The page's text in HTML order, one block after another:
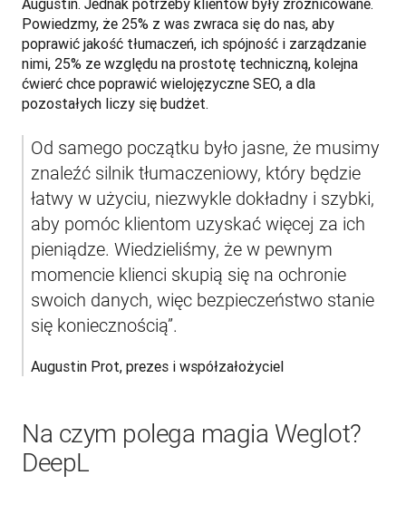
Augustin. Jednak potrzeby klientów były zróżnicowane.
Powiedzmy, że 25% z was zwraca się do nas, aby
poprawić jakość tłumaczeń, ich spójność i zarządzanie
nimi, 25% ze względu na prostotę techniczną, kolejna
ćwierć chce poprawić wielojęzyczne SEO, a dla
pozostałych liczy się budżet.
Od samego początku było jasne, że musimy
znaleźć silnik tłumaczeniowy, który będzie
łatwy w użyciu, niezwykle dokładny i szybki,
aby pomóc klientom uzyskać więcej za ich
pieniądze. Wiedzieliśmy, że w pewnym
momencie klienci skupią się na ochronie
swoich danych, więc bezpieczeństwo stanie
się koniecznością”.
Augustin Prot, prezes i współzałożyciel
Na czym polega magia Weglot?
DeepL